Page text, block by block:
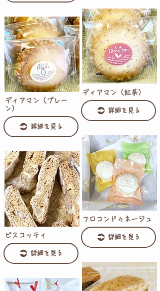
ディアマン（プレー
ン）
詳細を見る
ビスコッティ
詳細を見る
ディアマン（紅茶）
詳細を見る
フロコンドゥネージュ
詳細を見る